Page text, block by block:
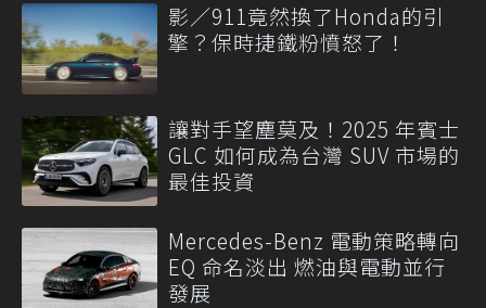
影／911竟然換了Honda的引
擎？保時捷鐵粉憤怒了！
讓對手望塵莫及！2025 年賓士
GLC 如何成為台灣 SUV 市場的
最佳投資
Mercedes-Benz 電動策略轉向
EQ 命名淡出 燃油與電動並行
發展